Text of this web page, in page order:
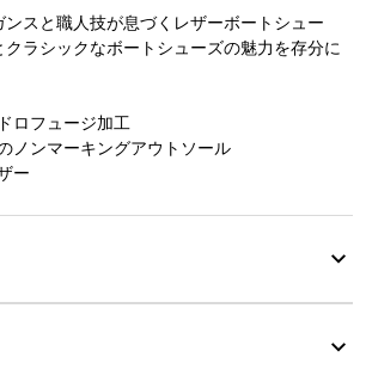
スと職人技が息づくレザーボートシュー
クラシックなボートシューズの魅力を存分に
ロフュージ加工
ノンマーキングアウトソール
ー
ラバー